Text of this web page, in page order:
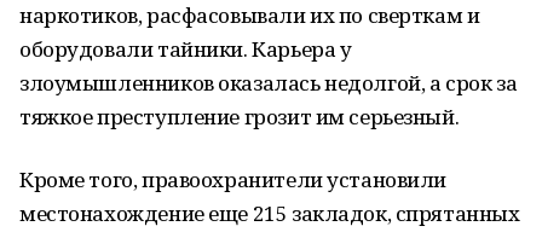
наркотиков, расфасовывали их по сверткам и
оборудовали тайники. Карьера у
злоумышленников оказалась недолгой, а срок за
тяжкое преступление грозит им серьезный.
Кроме того, правоохранители установили
местонахождение еще 215 закладок, спрятанных